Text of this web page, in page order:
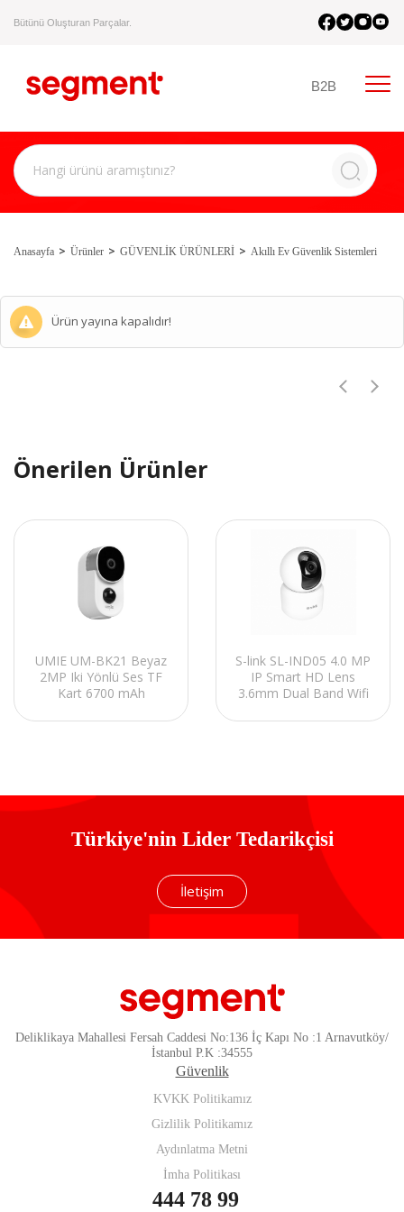
Bütünü Oluşturan Parçalar.
B2B
Anasayfa Ürünler GÜVENLİK ÜRÜNLERİ Akıllı Ev Güvenlik Sistemleri
Ürün yayına kapalıdır!
Önerilen Ürünler
UMIE UM-BK21 Beyaz
2MP Iki Yönlü Ses TF
Kart 6700 mAh
Tuya Destekli Akıllı IP
S-link SL-IND05 4.0 MP
IP Smart HD Lens
3.6mm Dual Band Wifi
Güvenlik Kamerası
Türkiye'nin Lider Tedarikçisi
İletişim
Deliklikaya Mahallesi Fersah Caddesi No:136 İç Kapı No :1 Arnavutköy/
İstanbul P.K :34555
Güvenlik
KVKK Politikamız
Gizlilik Politikamız
Aydınlatma Metni
İmha Politikası
444 78 99